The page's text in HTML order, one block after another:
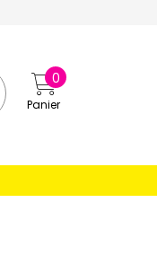
Panier
0